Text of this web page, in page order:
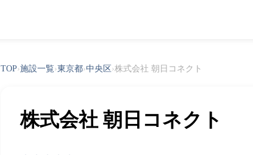
TOP›施設一覧›東京都›中央区 ›株式会社 朝日コネクト
株式会社 朝日コネクト